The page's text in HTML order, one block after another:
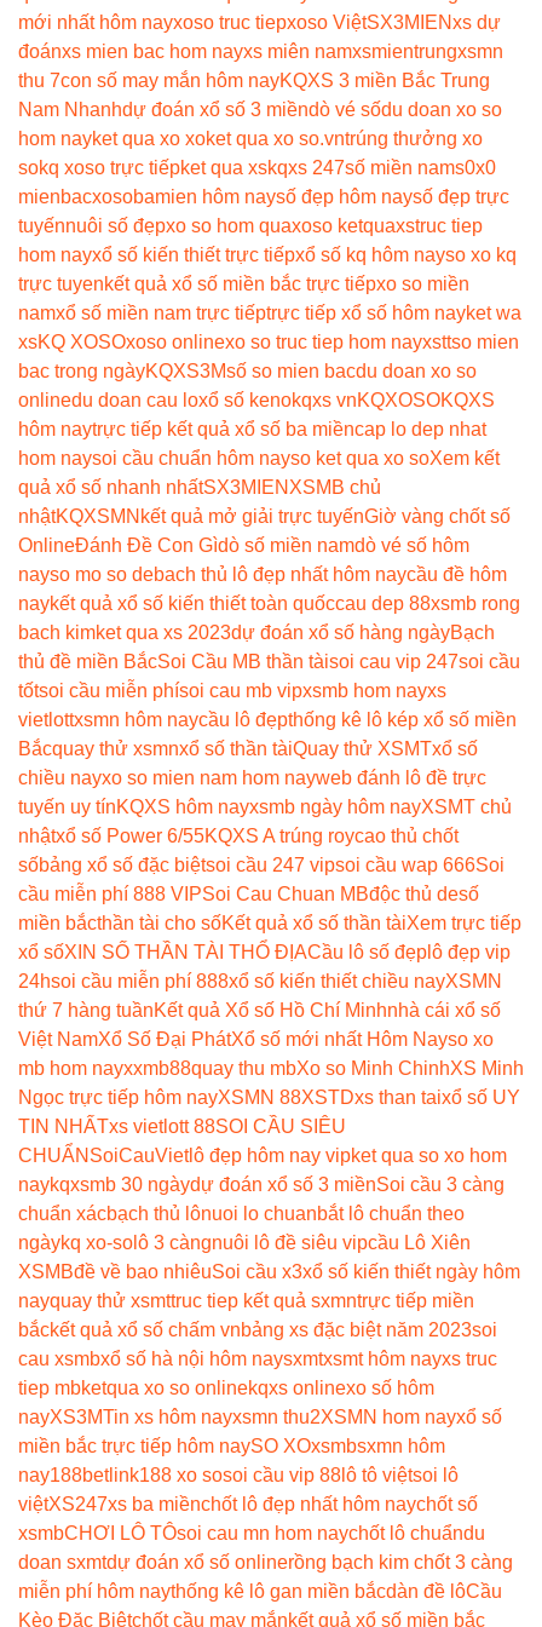
mới nhất hôm nayxoso truc tiepxoso ViệtSX3MIENxs dự
đoánxs mien bac hom nayxs miên namxsmientrungxsmn
thu 7con số may mắn hôm nayKQXS 3 miền Bắc Trung
Nam Nhanhdự đoán xổ số 3 miềndò vé sốdu doan xo so
hom nayket qua xo xoket qua xo so.vntrúng thưởng xo
sokq xoso trực tiếpket qua xskqxs 247số miền nams0x0
mienbacxosobamien hôm naysố đẹp hôm naysố đẹp trực
tuyếnnuôi số đẹpxo so hom quaxoso ketquaxstruc tiep
hom nayxổ số kiến thiết trực tiếpxổ số kq hôm nayso xo kq
trực tuyenkết quả xổ số miền bắc trực tiếpxo so miền
namxổ số miền nam trực tiếptrực tiếp xổ số hôm nayket wa
xsKQ XOSOxoso onlinexo so truc tiep hom nayxsttso mien
bac trong ngàyKQXS3Msố so mien bacdu doan xo so
onlinedu doan cau loxổ số kenokqxs vnKQXOSOKQXS
hôm naytrực tiếp kết quả xổ số ba miềncap lo dep nhat
hom naysoi cầu chuẩn hôm nayso ket qua xo soXem kết
quả xổ số nhanh nhấtSX3MIEN XSMB chủ
nhậtKQXSMN kết quả mở giải trực tuyếnGiờ vàng chốt số
OnlineĐánh Đề Con Gìdò số miền namdò vé số hôm
nayso mo so debach thủ lô đẹp nhất hôm naycầu đề hôm
naykết quả xổ số kiến thiết toàn quốccau dep 88xsmb rong
bach kimket qua xs 2023dự đoán xổ số hàng ngàyBạch
thủ đề miền BắcSoi Cầu MB thần tàisoi cau vip 247soi cầu
tốtsoi cầu miễn phísoi cau mb vipxsmb hom nayxs
vietlottxsmn hôm naycầu lô đẹpthống kê lô kép xổ số miền
Bắcquay thử xsmnxổ số thần tàiQuay thử XSMTxổ số
chiều nayxo so mien nam hom nayweb đánh lô đề trực
tuyến uy tínKQXS hôm nayxsmb ngày hôm nayXSMT chủ
nhậtxổ số Power 6/55KQXS A trúng roycao thủ chốt
sốbảng xổ số đặc biệtsoi cầu 247 vipsoi cầu wap 666Soi
cầu miễn phí 888 VIPSoi Cau Chuan MBđộc thủ desố
miền bắcthần tài cho sốKết quả xổ số thần tàiXem trực tiếp
xổ sốXIN SỐ THẦN TÀI THỔ ĐỊACầu lô số đẹp lô đẹp vip
24hsoi cầu miễn phí 888xổ số kiến thiết chiều nayXSMN
thứ 7 hàng tuầnKết quả Xổ số Hồ Chí Minhnhà cái xổ số
Việt NamXổ Số Đại PhátXổ số mới nhất Hôm Nayso xo
mb hom nayxxmb88quay thu mbXo so Minh ChinhXS Minh
Ngọc trực tiếp hôm nayXSMN 88XSTDxs than taixổ số UY
TIN NHẤTxs vietlott 88SOI CẦU SIÊU
CHUẨN SoiCauVietlô đẹp hôm nay vipket qua so xo hom
naykqxsmb 30 ngàydự đoán xổ số 3 miềnSoi cầu 3 càng
chuẩn xácbạch thủ lônuoi lo chuanbắt lô chuẩn theo
ngàykq xo-so lô 3 càngnuôi lô đề siêu vipcầu Lô Xiên
XSMBđề về bao nhiêuSoi cầu x3xổ số kiến thiết ngày hôm
nayquay thử xsmttruc tiep kết quả sxmntrực tiếp miền
bắckết quả xổ số chấm vnbảng xs đặc biệt năm 2023soi
cau xsmbxổ số hà nội hôm naysxmtxsmt hôm nayxs truc
tiep mbketqua xo so onlinekqxs onlinexo số hôm
nayXS3MTin xs hôm nayxsmn thu2XSMN hom nayxổ số
miền bắc trực tiếp hôm naySO XOxsmbsxmn hôm
nay188betlink188 xo sosoi cầu vip 88 lô tô việtsoi lô
việtXS247xs ba miềnchốt lô đẹp nhất hôm naychốt số
xsmbCHƠI LÔ TÔsoi cau mn hom naychốt lô chuẩndu
doan sxmtdự đoán xổ số onlinerồng bạch kim chốt 3 càng
miễn phí hôm naythống kê lô gan miền bắcdàn đề lôCầu
Kèo Đặc Biệtchốt cầu may mắnkết quả xổ số miền bắc